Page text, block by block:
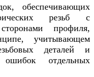
обеспечивающих
резьб с
профиля,
учитывающем
деталей и
ошибок отдельных